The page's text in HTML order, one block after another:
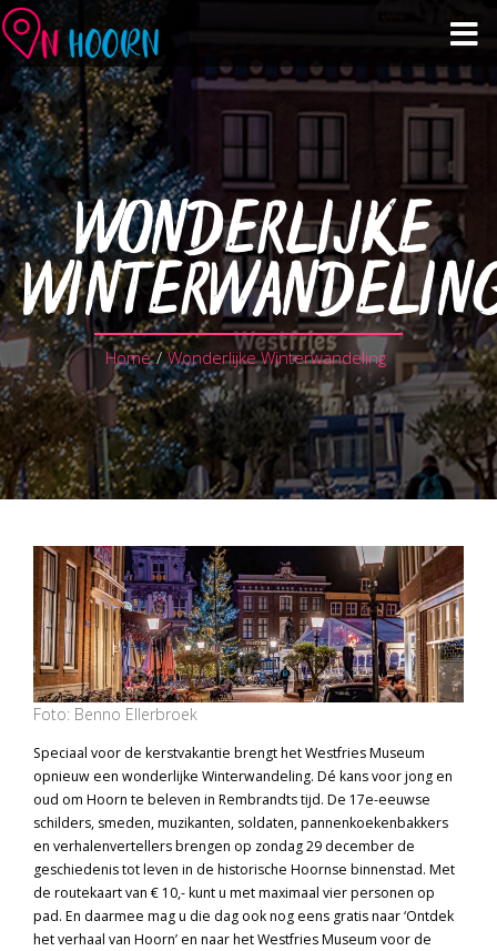
Zien & Doen
Winkelen & Horeca
Over Hoorn
Plan je bezoek
WONDERLIJKE
Home / Wonderlijke Winterwandeling
Foto: Benno Ellerbroek
Speciaal voor de kerstvakantie brengt het Westfries Museum
opnieuw een wonderlijke Winterwandeling. Dé kans voor jong en
oud om Hoorn te beleven in Rembrandts tijd. De 17e-eeuwse
schilders, smeden, muzikanten, soldaten, pannenkoekenbakkers
en verhalenvertellers brengen op zondag 29 december de
geschiedenis tot leven in de historische Hoornse binnenstad. Met
de routekaart van € 10,- kunt u met maximaal vier personen op
pad. En daarmee mag u die dag ook nog eens gratis naar ‘Ontdek
het verhaal van Hoorn’ en naar het Westfries Museum voor de